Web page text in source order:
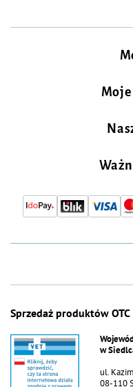
Sprzedaż produktów OTC
w
ul.
08-110